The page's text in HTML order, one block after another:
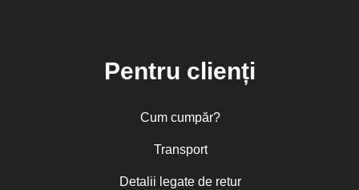
Pentru clienți
Cum cumpăr?
Transport
Detalii legate de retur